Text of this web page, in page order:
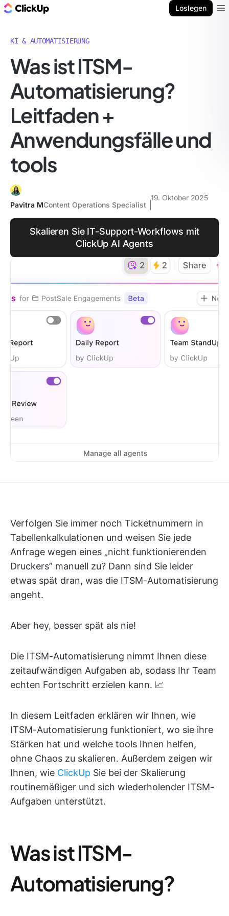
Loslegen
KI & AUTOMATISIERUNG
Was ist ITSM-
Automatisierung?
Leitfaden +
Anwendungsfälle und
tools
Pavitra MContent Operations Specialist
19. Oktober 2025
Skalieren Sie IT-Support-Workflows mit
ClickUp AI Agents
Verfolgen Sie immer noch Ticketnummern in
Tabellenkalkulationen und weisen Sie jede
Anfrage wegen eines „nicht funktionierenden
Druckers” manuell zu? Dann sind Sie leider
etwas spät dran, was die ITSM-Automatisierung
angeht.
Aber hey, besser spät als nie!
Die ITSM-Automatisierung nimmt Ihnen diese
zeitaufwändigen Aufgaben ab, sodass Ihr Team
echten Fortschritt erzielen kann. 📈
In diesem Leitfaden erklären wir Ihnen, wie
ITSM-Automatisierung funktioniert, wo sie ihre
Stärken hat und welche tools Ihnen helfen,
ohne Chaos zu skalieren. Außerdem zeigen wir
Ihnen, wie ClickUp Sie bei der Skalierung
routinemäßiger und sich wiederholender ITSM-
Aufgaben unterstützt.
Was ist ITSM-
Automatisierung?